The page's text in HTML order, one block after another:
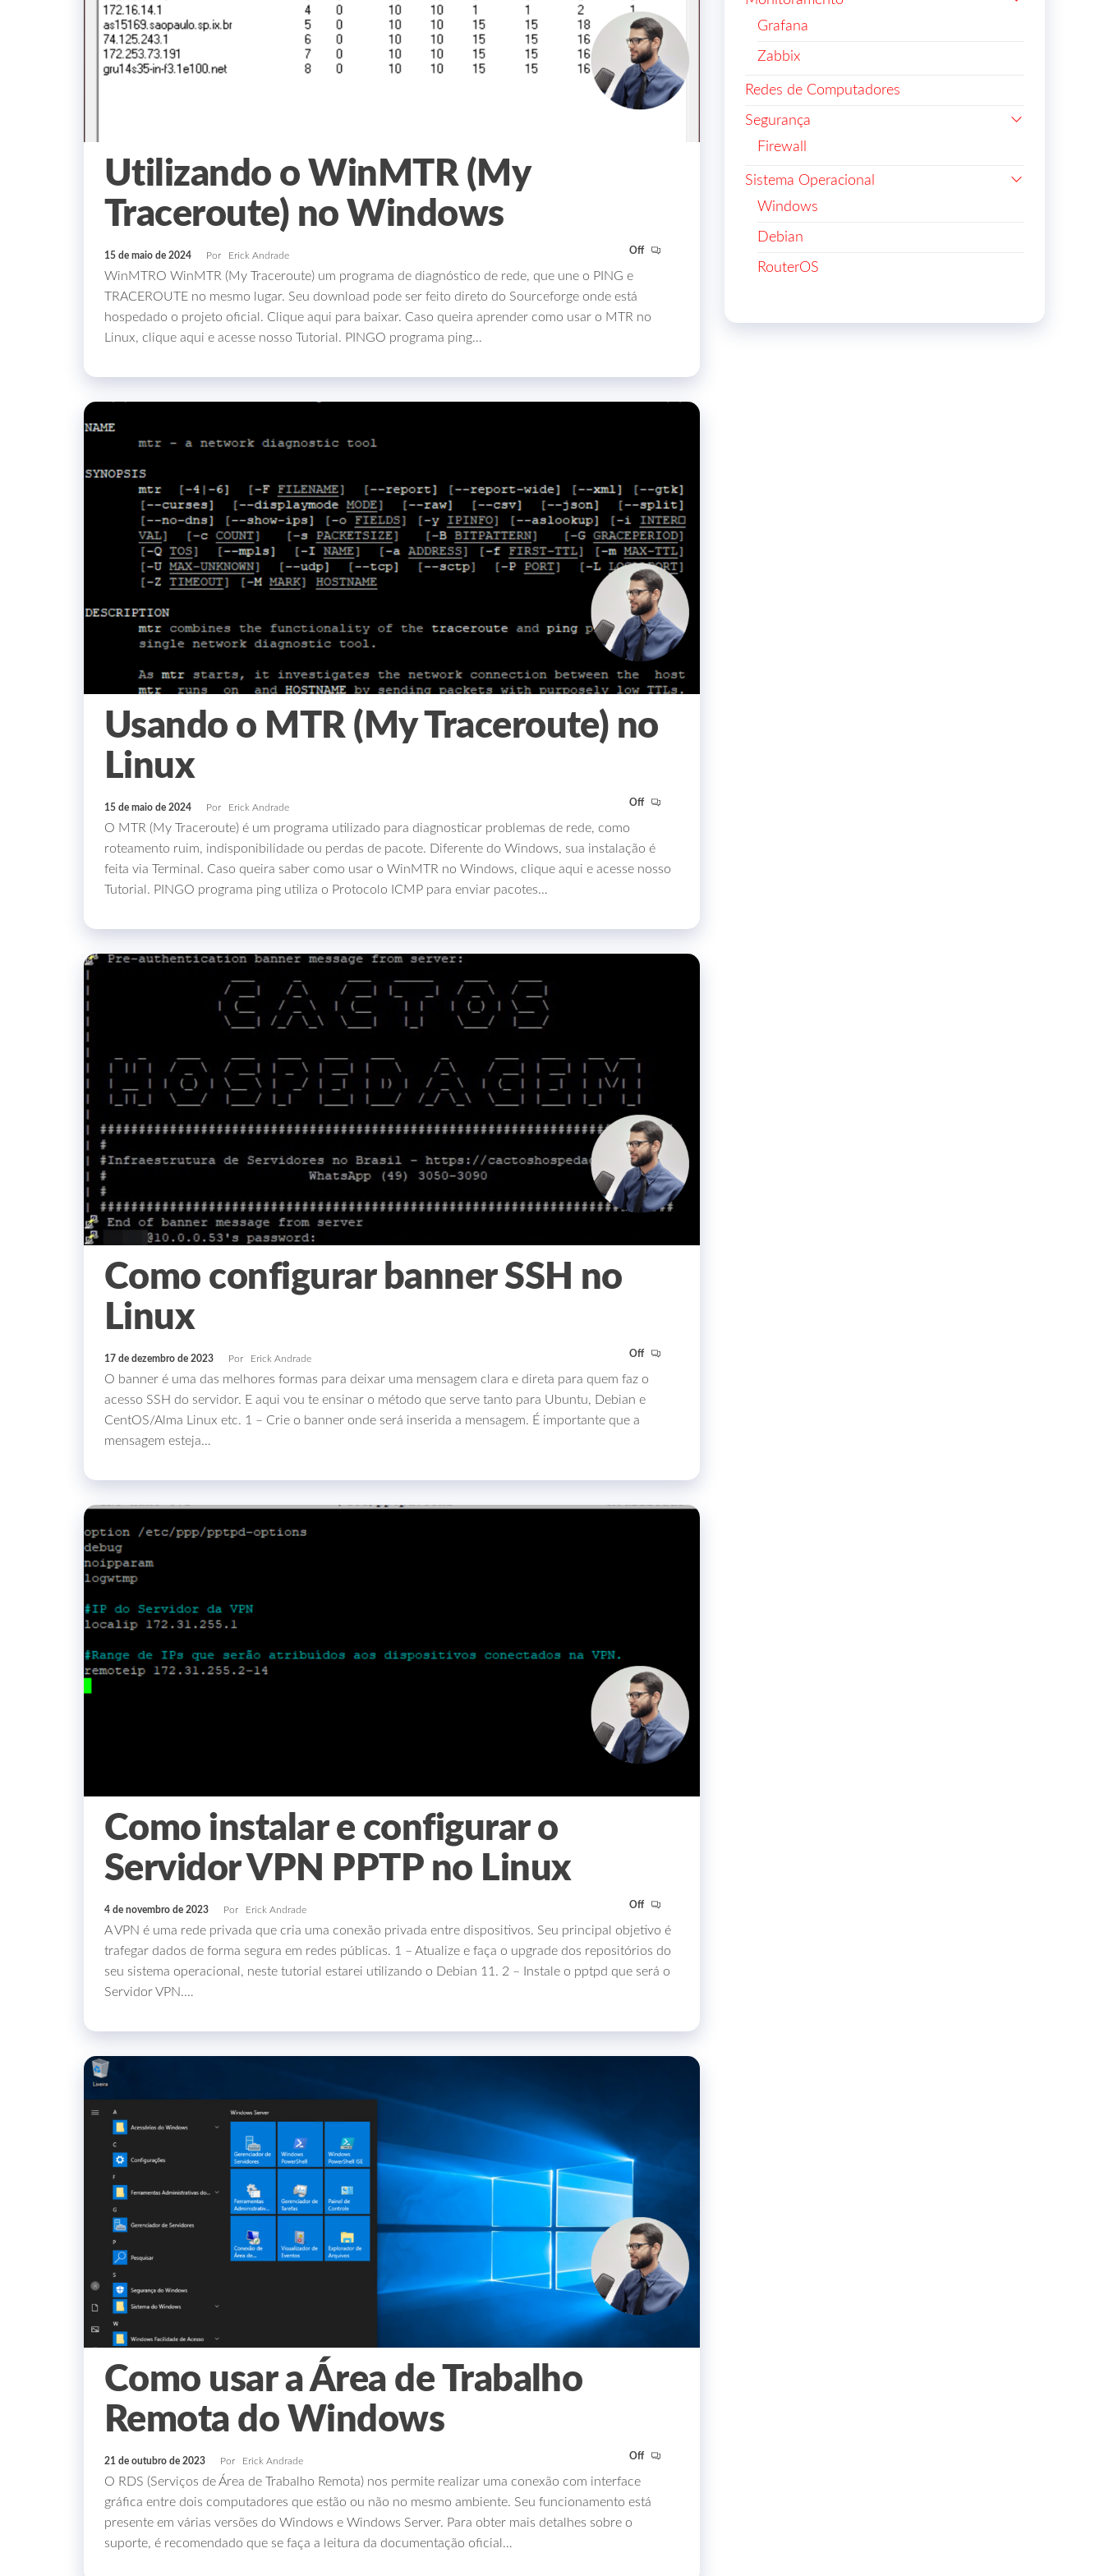
Utilizando o WinMTR (My
Traceroute) no Windows
15 de maio de 2024 Por Erick Andrade Off
WinMTRO WinMTR (My Traceroute) um programa de diagnóstico de rede, que une o PING e
TRACEROUTE no mesmo lugar. Seu download pode ser feito direto do Sourceforge onde está
hospedado o projeto oficial. Clique aqui para baixar. Caso queira aprender como usar o MTR no
Linux, clique aqui e acesse nosso Tutorial. PINGO programa ping…
Usando o MTR (My Traceroute) no
Linux
15 de maio de 2024 Por Erick Andrade Off
O MTR (My Traceroute) é um programa utilizado para diagnosticar problemas de rede, como
roteamento ruim, indisponibilidade ou perdas de pacote. Diferente do Windows, sua instalação é
feita via Terminal. Caso queira saber como usar o WinMTR no Windows, clique aqui e acesse nosso
Tutorial. PINGO programa ping utiliza o Protocolo ICMP para enviar pacotes…
Como configurar banner SSH no
Linux
17 de dezembro de 2023 Por Erick Andrade Off
O banner é uma das melhores formas para deixar uma mensagem clara e direta para quem faz o
acesso SSH do servidor. E aqui vou te ensinar o método que serve tanto para Ubuntu, Debian e
CentOS/Alma Linux etc. 1 – Crie o banner onde será inserida a mensagem. É importante que a
mensagem esteja…
Como instalar e configurar o
Servidor VPN PPTP no Linux
4 de novembro de 2023 Por Erick Andrade Off
A VPN é uma rede privada que cria uma conexão privada entre dispositivos. Seu principal objetivo é
trafegar dados de forma segura em redes públicas. 1 – Atualize e faça o upgrade dos repositórios do
seu sistema operacional, neste tutorial estarei utilizando o Debian 11. 2 – Instale o pptpd que será o
Servidor VPN.…
Como usar a Área de Trabalho
Remota do Windows
21 de outubro de 2023 Por Erick Andrade Off
O RDS (Serviços de Área de Trabalho Remota) nos permite realizar uma conexão com interface
gráfica entre dois computadores que estão ou não no mesmo ambiente. Seu funcionamento está
presente em várias versões do Windows e Windows Server. Para obter mais detalhes sobre o
suporte, é recomendado que se faça a leitura da documentação oficial…
Grafana
Zabbix
Redes de Computadores
Segurança
Firewall
Sistema Operacional
Windows
Debian
RouterOS